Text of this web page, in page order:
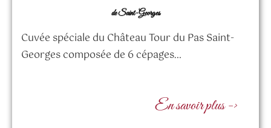
de Saint-Georges
Cuvée spéciale du Château Tour du Pas Saint-
Georges composée de 6 cépages…
En savoir plus ->